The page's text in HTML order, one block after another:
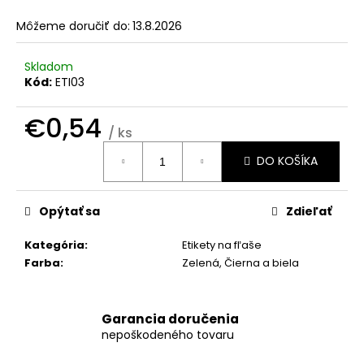
Môžeme doručiť do: 13.8.2026
Skladom
Kód: ETI03
€0,54 / ks
DO KOŠÍKA
Kategória:
Etikety na fľaše
Farba: Zelená, Čierna a biela
Opýtať sa Zdieľať
Garancia doručenia
nepoškodeného tovaru
o
r
ú
č
m
e